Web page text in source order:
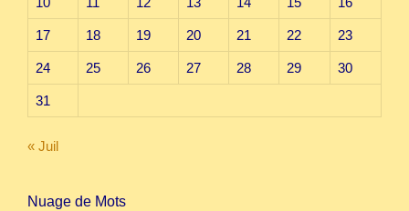
17 18 19 20 21 22 23
24 25 26 27 28 29 30
31
« Juil
Nuage de Mots